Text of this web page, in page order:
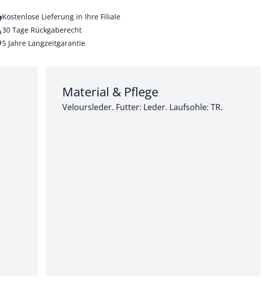
Kostenlose Lieferung in Ihre Filiale
30 Tage Rückgaberecht
5 Jahre Langzeitgarantie
Abschnitt 3 von 3:
Material & Pflege
Veloursleder. Futter: Leder. Laufsohle: TR.